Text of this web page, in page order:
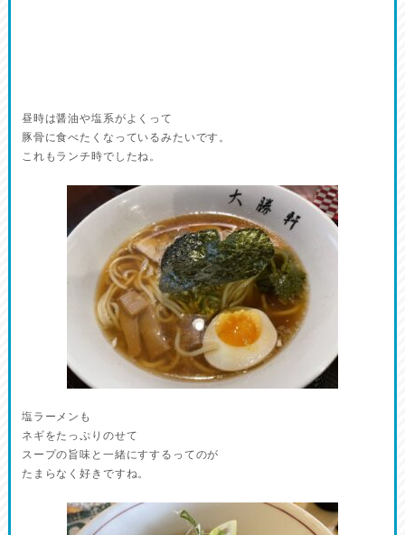
昼時は醤油や塩系がよくって
豚骨に食べたくなっているみたいです。
これもランチ時でしたね。
塩ラーメンも
ネギをたっぷりのせて
スープの旨味と一緒にすするってのが
たまらなく好きですね。